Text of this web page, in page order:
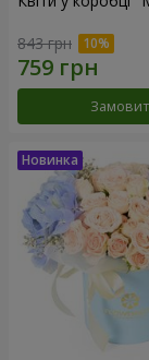
843 грн